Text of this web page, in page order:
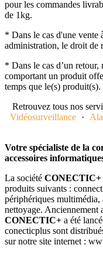
pour les commandes
de 1kg.
* Dans le cas d'une vente
administration, le droit de
* Dans le cas d’un retour,
comportant un produit
temps que le(s) produit(s).
Retrouvez tous nos
Vidéosurveillance ·
Votre spécialiste de la
accessoires
La société CONECTIC+
produits suivants :
périphériques multimédia,
nettoyage. Anciennement
CONECTIC+ a été
conecticplus sont
sur notre site internet :